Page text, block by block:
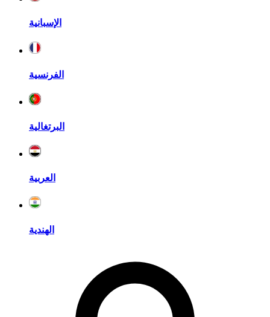
الإسبانية
الفرنسية
البرتغالية
العربية
الهندية